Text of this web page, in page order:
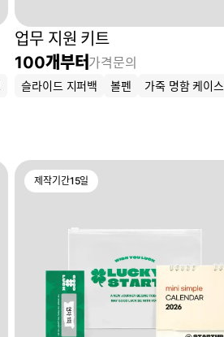
업무 지원 키트
100개부터 가격문의
슬라이드 지퍼백 볼펜 가죽 명함 케이스
제작기간15일